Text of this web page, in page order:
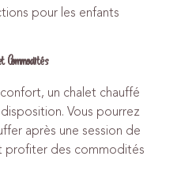
pour les enfants
un chalet chauffé
Vous pourrez
après une session de
profiter des commodités